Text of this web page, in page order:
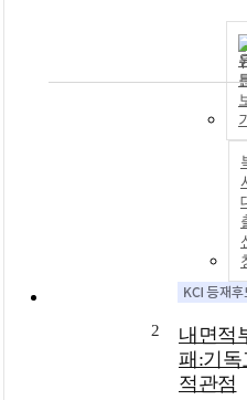
2
내면적
패:기독
적관점